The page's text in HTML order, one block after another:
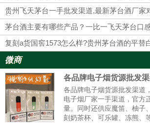
贵州飞天茅台一手批发渠道,最新茅台酒厂家
信
茅台酒主要有哪些产品？一比一飞天茅台口
复刻a货国窖1573怎么样?贵州茅台酒的平替
微商
各品牌电子烟货源批发
方进货拿货一件代发
各品牌电子烟货源批发渠道
电子烟厂家一手渠道，官方
量。同时还供应魔笛、柚子
刻奶茶杯、可乐罐、冻熊、